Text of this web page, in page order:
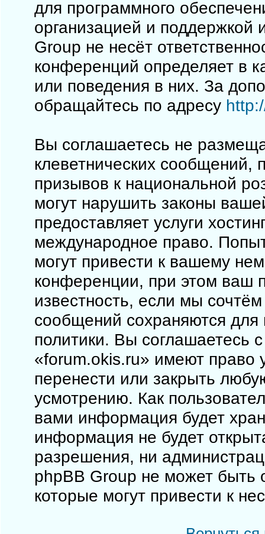
для программного
организацией и поддержкой
Group не несёт
конференций определяет в
или поведения в них. За
обращайтесь по адресу
Вы соглашаетесь не
клеветнических сообщений,
призывов к национальной
могут нарушить законы
предоставляет услуги
международное право.
могут привести к вашему
конференции, при этом ваш
известность, если мы
сообщений сохраняются для
политики. Вы соглашаетесь
«forum.okis.ru» имеют право
перенести или закрыть
усмотрению. Как
вами информация будет
информация не будет
разрешения, ни
phpBB Group не может быть
которые могут привести к